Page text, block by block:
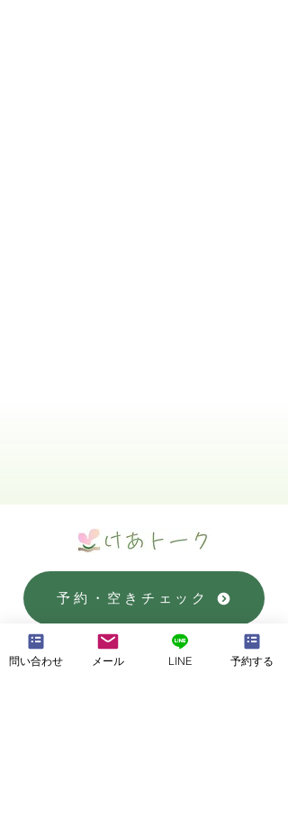
予約・空きチェック
KaRaKoRoホームページ
問い合わせ メール LINE 予約する